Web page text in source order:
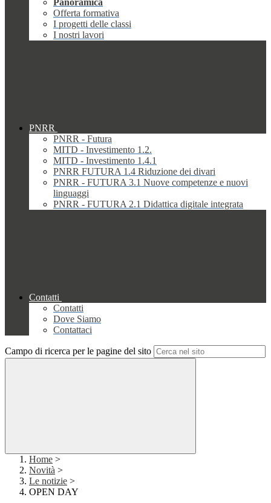
Panoramica
Offerta formativa
I progetti delle classi
I nostri lavori
PNRR
PNRR - Futura
MITD - Investimento 1.2.
MITD - Investimento 1.4.1
PNRR FUTURA 1.4 Riduzione dei divari
PNRR - FUTURA 3.1 Nuove competenze e nuovi
linguaggi
PNRR - FUTURA 2.1 Didattica digitale integrata
Contatti
Contatti
Dove Siamo
Contattaci
Campo di ricerca per le pagine del sito
Home >
Novità >
Le notizie >
OPEN DAY